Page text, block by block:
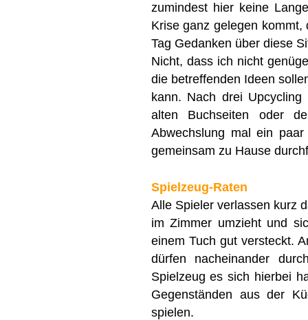
zumindest hier keine
Krise ganz gelegen
Tag Gedanken über diese
Nicht, dass ich nicht
die betreffenden Ideen
kann. Nach drei
alten Buchseiten oder
Abwechslung mal ein
gemeinsam zu Hause
Spielzeug-Raten
Alle Spieler verlassen kurz
im Zimmer umzieht und
einem Tuch gut versteckt.
dürfen nacheinander
Spielzeug es sich hierbei
Gegenständen aus der
spielen.